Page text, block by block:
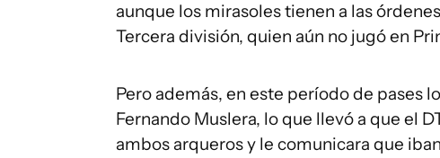
aunque los mirasoles tienen a las
Tercera división, quien aún no jugó en
Pero además, en este período de pases
Fernando Muslera, lo que llevó a que el
ambos arqueros y le comunicara que